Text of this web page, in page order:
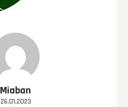
Miaban
26.01.2023